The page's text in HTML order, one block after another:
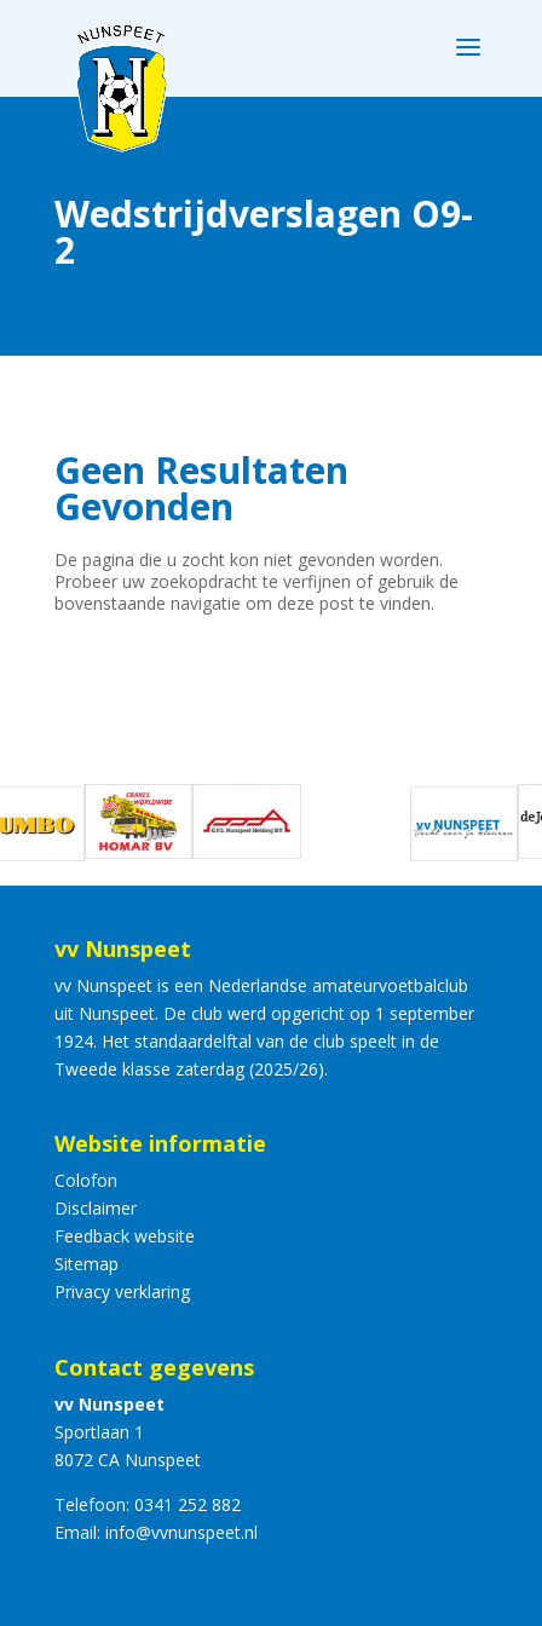
Wedstrijdverslagen O9-
2
Geen Resultaten
Gevonden
De pagina die u zocht kon niet gevonden worden.
Probeer uw zoekopdracht te verfijnen of gebruik de
bovenstaande navigatie om deze post te vinden.
vv Nunspeet
vv Nunspeet is een Nederlandse amateurvoetbalclub
uit Nunspeet. De club werd opgericht op 1 september
1924. Het standaardelftal van de club speelt in de
Tweede klasse zaterdag (2025/26).
Website informatie
Colofon
Disclaimer
Feedback website
Sitemap
Privacy verklaring
Contact gegevens
vv Nunspeet
Sportlaan 1
8072 CA Nunspeet
Telefoon: 0341 252 882
Email: info@vvnunspeet.nl